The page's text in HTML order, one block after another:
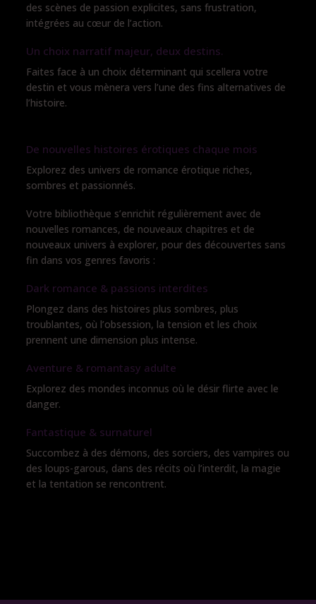
des scènes de passion explicites, sans frustration,
intégrées au cœur de l’action.
Un choix narratif majeur, deux destins.
Faites face à un choix déterminant qui scellera votre
destin et vous mènera vers l’une des fins alternatives de
l’histoire.
De nouvelles histoires érotiques chaque mois
Explorez des univers de romance érotique riches,
sombres et passionnés.
Votre bibliothèque s’enrichit régulièrement avec de
nouvelles romances, de nouveaux chapitres et de
nouveaux univers à explorer, pour des découvertes sans
fin dans vos genres favoris :
Dark romance & passions interdites
Plongez dans des histoires plus sombres, plus
troublantes, où l’obsession, la tension et les choix
prennent une dimension plus intense.
Aventure & romantasy adulte
Explorez des mondes inconnus où le désir flirte avec le
danger.
Fantastique & surnaturel
Succombez à des démons, des sorciers, des vampires ou
des loups-garous, dans des récits où l’interdit, la magie
et la tentation se rencontrent.